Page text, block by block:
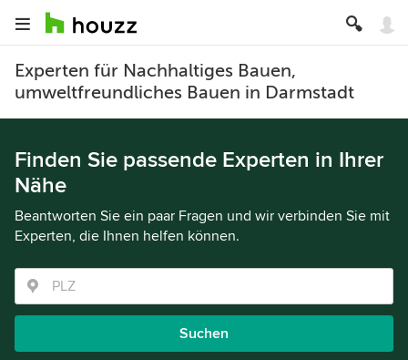
Experten für Nachhaltiges Bauen,
umweltfreundliches Bauen in Darmstadt
Finden Sie passende Experten in Ihrer
Nähe
Beantworten Sie ein paar Fragen und wir verbinden Sie mit
Experten, die Ihnen helfen können.
Suchen